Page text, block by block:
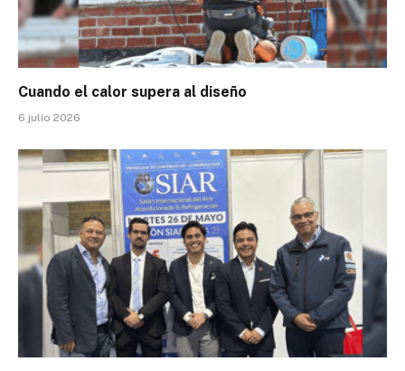
Cuando el calor supera al diseño
6 julio 2026